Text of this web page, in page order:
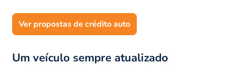
Ver propostas de crédito auto
Um veículo sempre atualizado